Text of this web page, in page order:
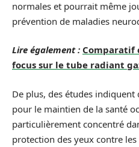
normales et pourrait même
prévention de maladies
Lire également : Comparatif
focus sur le tube radiant
De plus, des études indiquent
pour le maintien de la santé
particulièrement concentré
protection des yeux contre les